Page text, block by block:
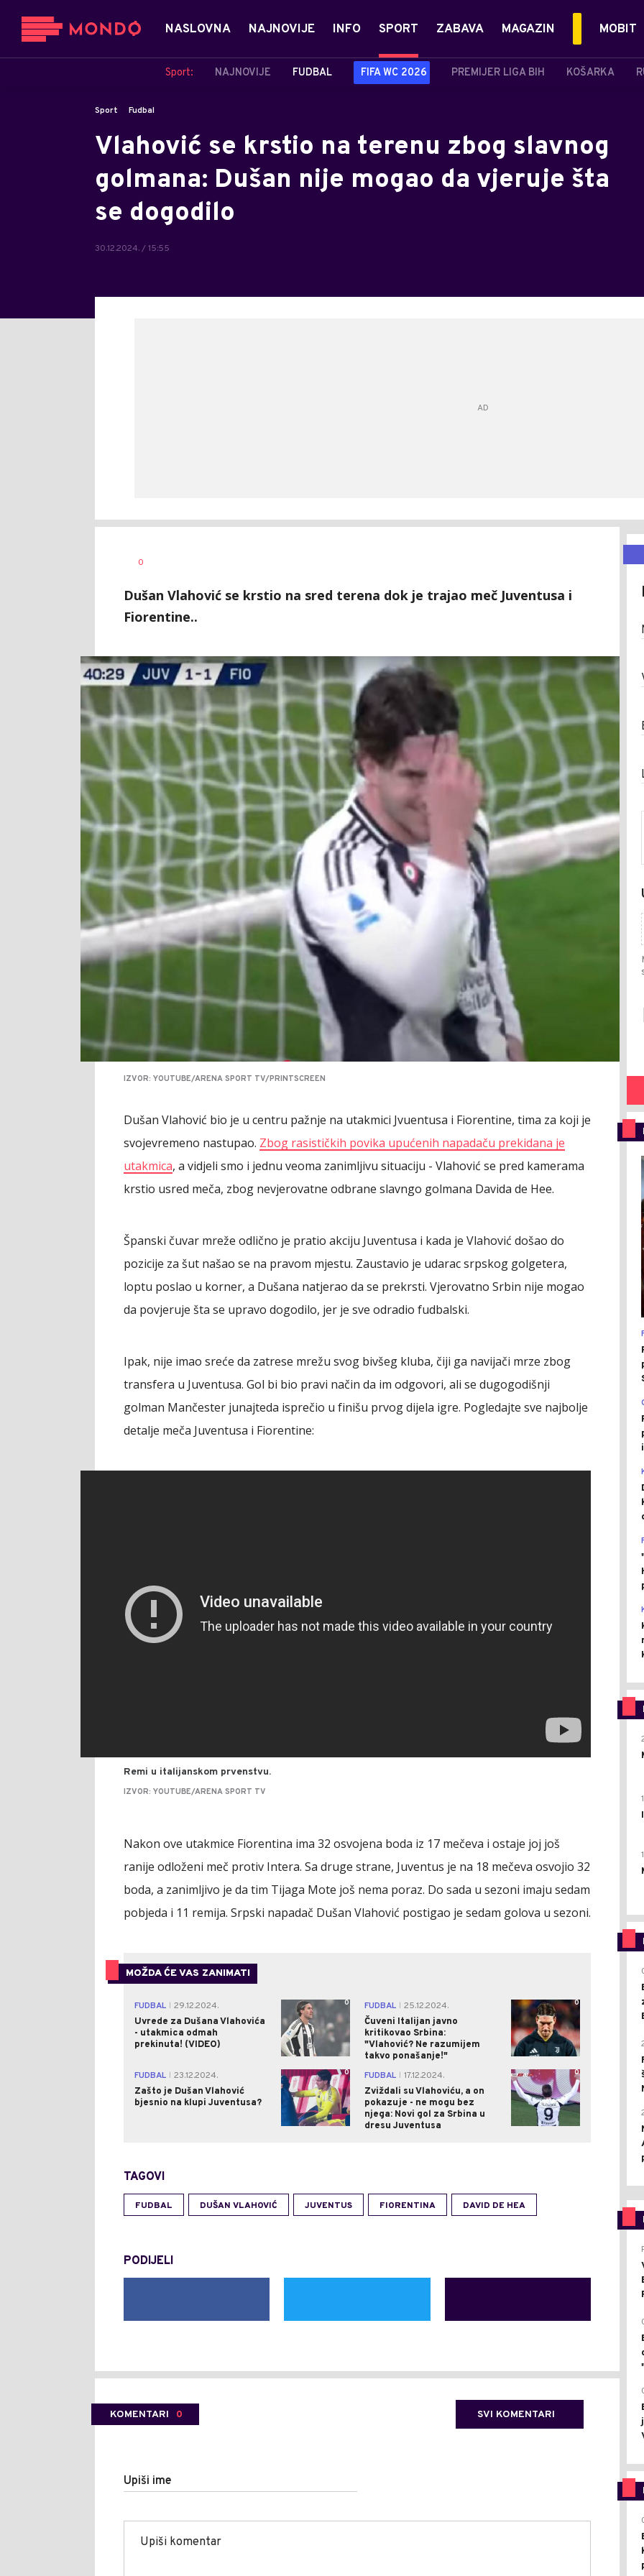
NASLOVNA NAJNOVIJE INFO SPORT
Sport: NAJNOVIJE FUDBAL FIFA WC 2026 PREMIJER LIGA BIH KOŠARKA
ZABAVA MAGAZIN MOBIT
Sport Fudbal
Vlahović se krstio na terenu zbog slavnog
golmana: Dušan nije mogao da vjeruje šta
se dogodilo
30.12.2024. / 15:55
0
Dušan Vlahović se krstio na sred terena dok je trajao meč Juventusa i
Fiorentine..
IZVOR: YOUTUBE/ARENA SPORT TV/PRINTSCREEN
Dušan Vlahović bio je u centru pažnje na utakmici Jvuentusa i Fiorentine, tima za koji je
svojevremeno nastupao. Zbog rasističkih povika upućenih napadaču prekidana je
utakmica, a vidjeli smo i jednu veoma zanimljivu situaciju - Vlahović se pred kamerama
krstio usred meča, zbog nevjerovatne odbrane slavngo golmana Davida de Hee.
Španski čuvar mreže odlično je pratio akciju Juventusa i kada je Vlahović došao do
pozicije za šut našao se na pravom mjestu. Zaustavio je udarac srpskog golgetera,
loptu poslao u korner, a Dušana natjerao da se prekrsti. Vjerovatno Srbin nije mogao
da povjeruje šta se upravo dogodilo, jer je sve odradio fudbalski.
Ipak, nije imao sreće da zatrese mrežu svog bivšeg kluba, čiji ga navijači mrze zbog
transfera u Juventusa. Gol bi bio pravi način da im odgovori, ali se dugogodišnji
golman Mančester junajteda isprečio u finišu prvog dijela igre. Pogledajte sve najbolje
detalje meča Juventusa i Fiorentine:
Remi u italijanskom prvenstvu.
IZVOR: YOUTUBE/ARENA SPORT TV
Nakon ove utakmice Fiorentina ima 32 osvojena boda iz 17 mečeva i ostaje joj još
ranije odloženi meč protiv Intera. Sa druge strane, Juventus je na 18 mečeva osvojio 32
boda, a zanimljivo je da tim Tijaga Mote još nema poraz. Do sada u sezoni imaju sedam
pobjeda i 11 remija. Srpski napadač Dušan Vlahović postigao je sedam golova u sezoni.
MOŽDA ĆE VAS ZANIMATI
FUDBAL
29.12.2024.
Uvrede za Dušana Vlahovića
- utakmica odmah
prekinuta! (VIDEO)
0 FUDBAL
25.12.2024.
Čuveni Italijan javno
kritikovao Srbina:
"Vlahović? Ne razumijem
takvo ponašanje!"
0
FUDBAL
23.12.2024.
Zašto je Dušan Vlahović
bjesnio na klupi Juventusa?
0 FUDBAL
17.12.2024.
Zviždali su Vlahoviću, a on
pokazuje - ne mogu bez
njega: Novi gol za Srbina u
dresu Juventusa
0
TAGOVI
FUDBAL DUŠAN VLAHOVIĆ JUVENTUS FIORENTINA DAVID DE HEA
PODIJELI
KOMENTARI 0 SVI KOMENTARI
Upiši ime